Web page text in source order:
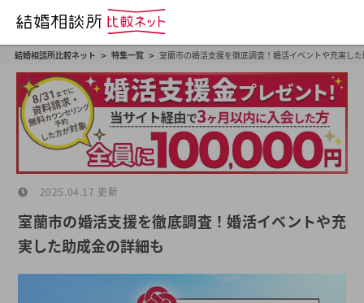
結婚相談所比較ネット > 特集一覧 > 室蘭市の婚活支援を徹底調査！婚活イベントや充実し
2025.04.17 更新
室蘭市の婚活支援を徹底調査！婚活イベントや充
実した助成金の詳細も